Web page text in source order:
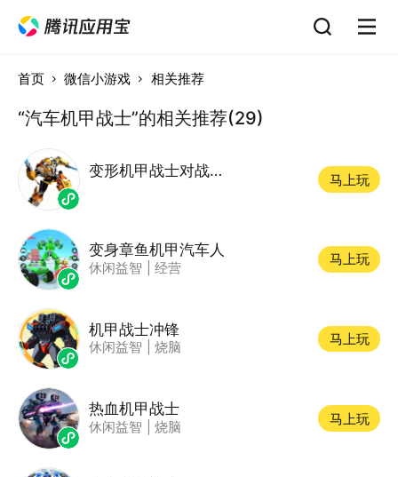
首页 微信小游戏 相关推荐
“汽车机甲战士”的相关推荐(29)
变形机甲战士对战游戏
马上玩
变身章鱼机甲汽车人
休闲益智 经营
马上玩
机甲战士冲锋
休闲益智 烧脑
马上玩
热血机甲战士
休闲益智 烧脑
马上玩